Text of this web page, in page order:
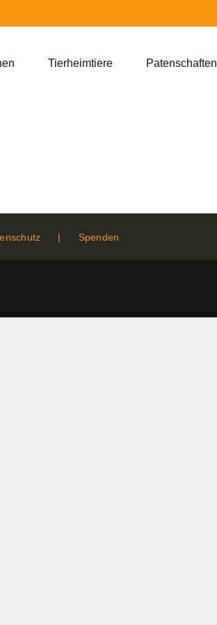
Tierheimtiere Patenschaften
Spenden